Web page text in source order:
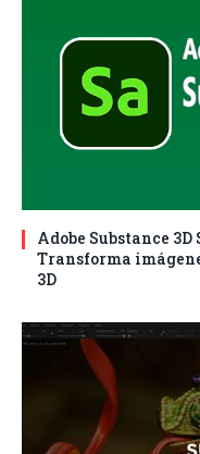
Adobe Substance
Transforma
3D